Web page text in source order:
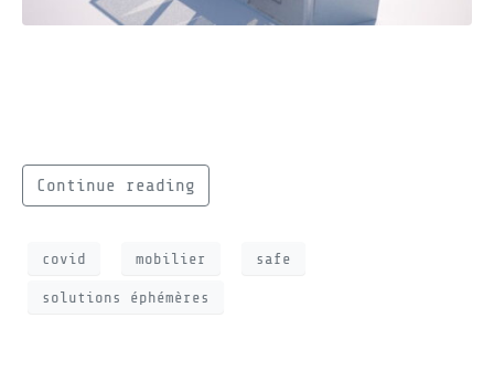
Continue reading
covid mobilier safe
solutions éphémères